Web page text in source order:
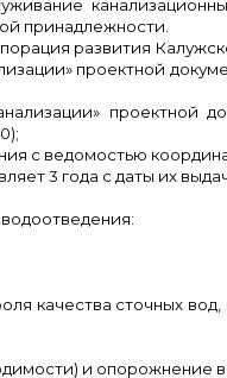
принадлежности.
развития
проектной
проектной
с ведомостью
3 года с даты их
качества сточных
и опорожнение